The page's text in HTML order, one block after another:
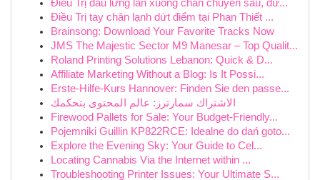
Điều Trị đau lưng lan xuống chân chuyên sâu, dứ...
Điều Trị tay chân lạnh dứt điểm tại Phan Thiết ...
Brainsong: Download Your Favorite Tracks Now
JMS The Majestic Sector M9 Manesar – Top Qualit...
Roland Printing Solutions Lebanon: Quick & D...
Affiliate Marketing Without a Blog: Is It Possi...
Erste-Hilfe-Kurs Hannover: Finden Sie den passe...
الاشتراك سمارترز: عالم المحتوى بتحكمك
Firewood Pallets for Sale: Your Budget-Friendly...
Pojemniki Guillin KP822RCE: Idealne do dań goto...
Explore the Evening Sky: Your Guide to Cel...
Locating Cannabis Via the Internet within ...
Troubleshooting Printer Issues: Your Ultimate S...